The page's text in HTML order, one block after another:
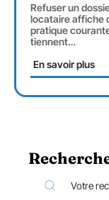
Refuser un
locataire affiche
pratique
tiennent…
En savoir plus